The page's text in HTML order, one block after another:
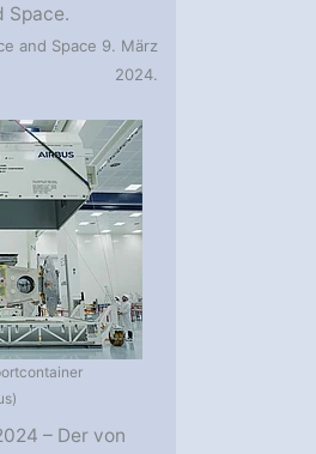
Space.
and Space 9. März
2024.
– Der von